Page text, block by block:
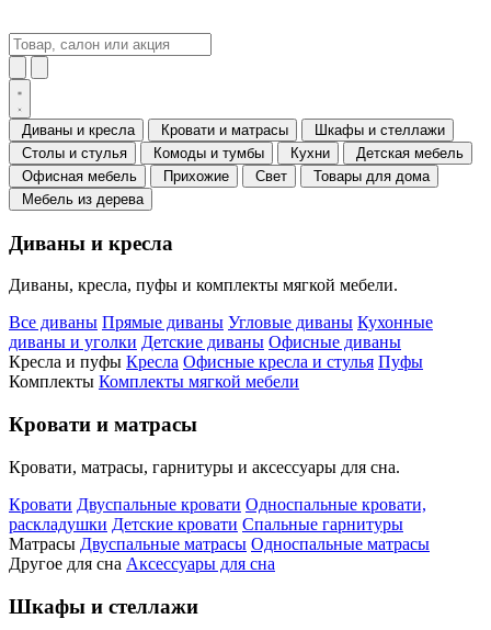
Диваны и кресла Кровати и матрасы
Шкафы и стеллажи
Столы и стулья
Комоды и тумбы Кухни
Детская мебель
Офисная мебель
Прихожие Свет
Товары для дома
Мебель из дерева
Диваны и кресла
Диваны, кресла, пуфы и комплекты мягкой мебели.
Все диваны Прямые диваны Угловые диваны Кухонные
диваны и уголки Детские диваны Офисные диваны
Кресла и пуфы Кресла Офисные кресла и стулья Пуфы
Комплекты Комплекты мягкой мебели
Кровати и матрасы
Кровати, матрасы, гарнитуры и аксессуары для сна.
Кровати Двуспальные кровати Односпальные кровати,
раскладушки Детские кровати Спальные гарнитуры
Матрасы Двуспальные матрасы Односпальные матрасы
Другое для сна Аксессуары для сна
Шкафы и стеллажи